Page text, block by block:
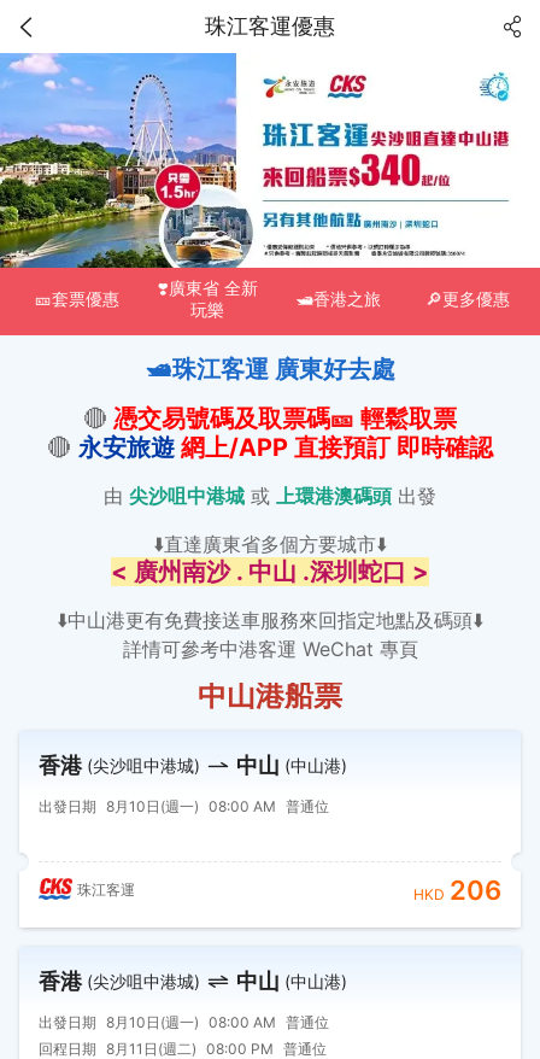
珠江客運優惠
🎫套票優惠
❣️廣東省 全新
玩樂
🛥️香港之旅 🔎更多優惠
🛥️珠江客運 廣東好去處
🔴 憑交易號碼及取票碼🎫 輕鬆取票
🔴 永安旅遊 網上/APP 直接預訂 即時確認
由 尖沙咀中港城 或 上環港澳碼頭 出發
⬇️直達廣東省多個方要城市⬇️
< 廣州南沙 . 中山 .深圳蛇口 >
⬇️中山港更有免費接送車服務來回指定地點及碼頭⬇️
詳情可參考中港客運 WeChat 專頁
中山港船票
香港 (尖沙咀中港城) 中山 (中山港)
出發日期 8月10日(週一) 08:00 AM 普通位
珠江客運 HKD 206
香港 (尖沙咀中港城) 中山 (中山港)
出發日期 8月10日(週一) 08:00 AM 普通位
回程日期 8月11日(週二) 08:00 PM 普通位